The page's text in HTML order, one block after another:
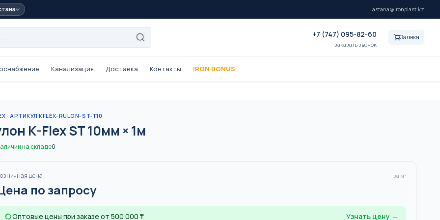
astana@ironplast.kz
+7 (747) 095-82-60
заказать звонок
Заявка
PE-Xb,
Трубы из сшитого
One Plus ·PE-Xa/EVOH, 16–32 мм,
для тёплого пола
ОТОПЛЕНИЕ ТЁПЛЫЙ ПОЛ
мм
Канализация Доставка Контакты IRON BONUS
· АРТИКУЛ KFLEX-RULON-ST-T10
K-Flex ST 10мм × 1м
на складе0
цена за м²
по запросу
Оптовые цены при заказе от 500 000 ₸ Узнать цену →